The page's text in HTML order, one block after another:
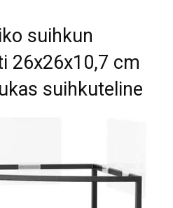
suihkun
26x26x10,7 cm
suihkuteline